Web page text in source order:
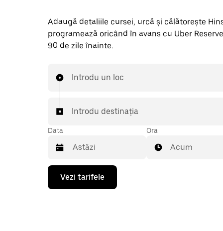
Adaugă detaliile cursei, urcă și călătorește
programează oricând în avans cu Uber
90 de zile înainte.
Introdu un loc
Introdu destinația
Data
Pentru
deschide
Ora
Acum
Vezi tarifele